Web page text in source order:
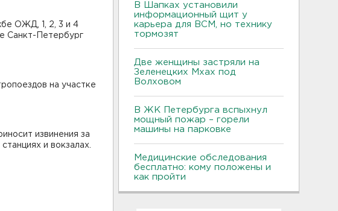
ОЖД, 1, 2, 3 и 4
Санкт-Петербург
на участке
извинения за
и вокзалах.
В Шапках установили
информационный щит у
карьера для ВСМ, но технику
тормозят
Две женщины застряли на
Зеленецких Мхах под
Волховом
В ЖК Петербурга вспыхнул
мощный пожар – горели
машины на парковке
Медицинские обследования
бесплатно: кому положены и
как пройти